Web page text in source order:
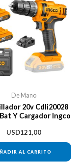
De Mano
20v Cdli20028
Y Cargador Ingco
USD121,00
AL CARRITO